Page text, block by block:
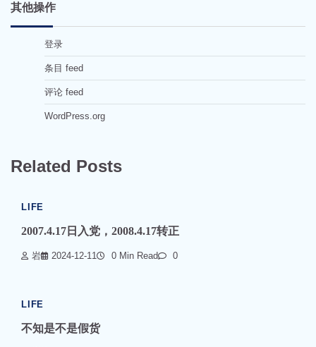
其他操作
登录
条目 feed
评论 feed
WordPress.org
Related Posts
LIFE
2007.4.17日入党，2008.4.17转正
岩 2024-12-11 0 Min Read 0
LIFE
不知是不是假货